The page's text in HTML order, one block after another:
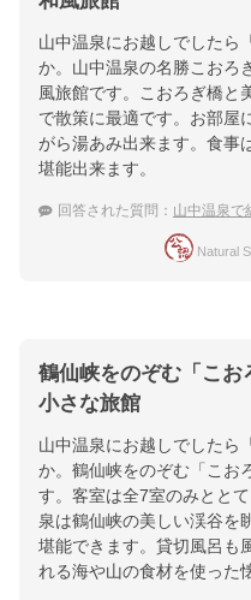
山中温泉にお越しでしたら
か。山中温泉の名勝こおろ
風旅館です。こおろぎ橋と
で散策に最適です。お部屋
がら湯あみ出来ます。食事
堪能出来ます。
回答された質問： 山中温泉で
Natural
鶴仙峡をのぞむ「こお
小さな旅館
山中温泉にお越しでしたら
か。鶴仙峡をのぞむ「こお
す。客室は全7室のみとと
泉は鶴仙峡の美しい渓谷を
堪能できます。貸切風呂も
れる海や山の食材を使った